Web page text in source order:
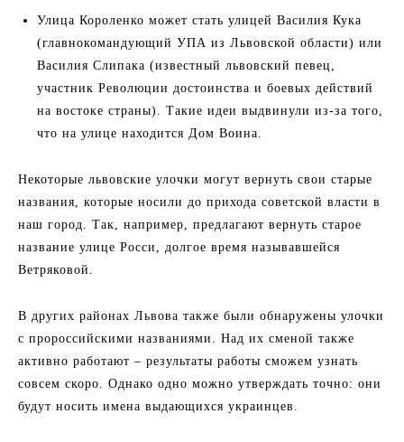
Улица Короленко может стать улицей Василия Кука
(главнокомандующий УПА из Львовской области) или
Василия Слипака (известный львовский певец,
участник Революции достоинства и боевых действий
на востоке страны). Такие идеи выдвинули из-за того,
что на улице находится Дом Воина.
Некоторые львовские улочки могут вернуть свои старые
названия, которые носили до прихода советской власти в
наш город. Так, например, предлагают вернуть старое
название улице Росси, долгое время называвшейся
Ветряковой.
В других районах Львова также были обнаружены улочки
с пророссийскими названиями. Над их сменой также
активно работают – результаты работы сможем узнать
совсем скоро. Однако одно можно утверждать точно: они
будут носить имена выдающихся украинцев.